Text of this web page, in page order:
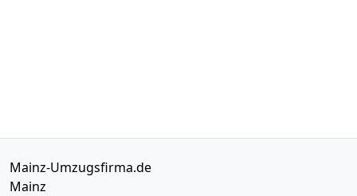
Mainz-Umzugsfirma.de
Mainz